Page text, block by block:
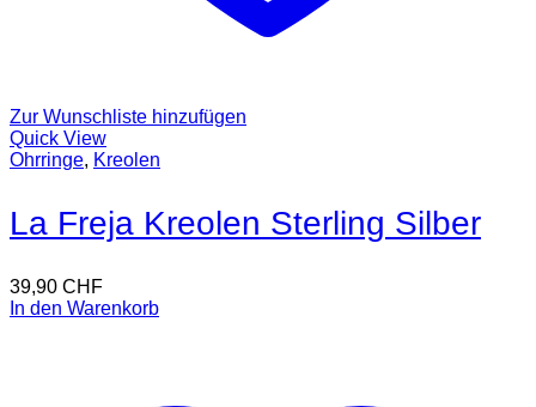
Zur Wunschliste hinzufügen
Quick View
Ohrringe, Kreolen
La Freja Kreolen Sterling Silber
39,90 CHF
In den Warenkorb